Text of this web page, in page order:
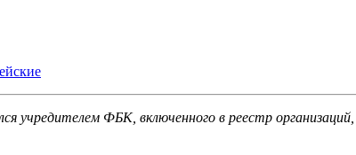
учредителем ФБК, включенного в реестр